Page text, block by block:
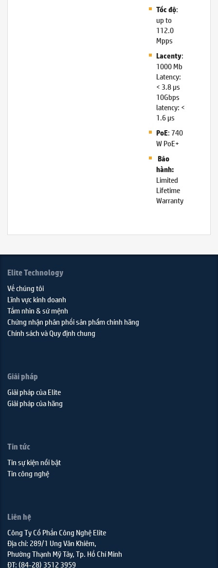
Tốc độ:
up to
112.0
Mpps
Lacenty:
1000 Mb
Latency:
< 3.8 µs
10Gbps
latency: <
1.6 µs
PoE: 740
W PoE+
Bảo
hành:
Limited
Lifetime
Warranty
Elite Technology
Về chúng tôi
Lĩnh vực kinh doanh
Tầm nhìn & sứ mệnh
Chứng nhận phân phối sản phẩm chính hãng
Chính sách và Quy định chung
Giải pháp
Giải pháp của Elite
Giải pháp của hãng
Tin tức
Tin sự kiện nổi bật
Tin công nghệ
Liên hệ
Công Ty Cổ Phần Công Nghệ Elite
Địa chỉ: 289/1 Ung Văn Khiêm,
Phường Thạnh Mỹ Tây, Tp. Hồ Chí Minh
ĐT: (84-28) 3512 3959